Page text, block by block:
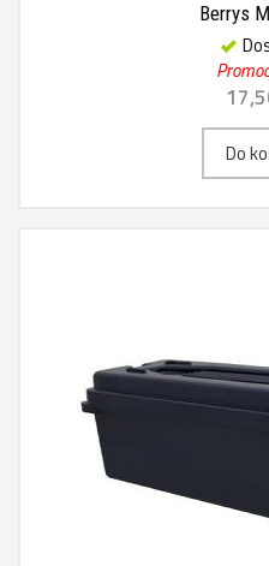
Berrys
Do